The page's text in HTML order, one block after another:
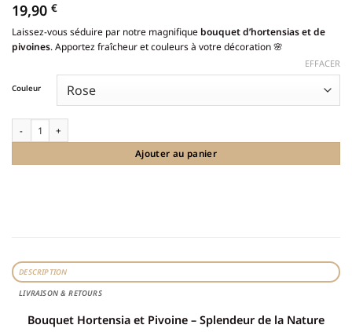
19,90 €
Couleur
EFFACER
Ajouter au panier
Laissez-vous séduire par notre magnifique bouquet d’hortensias et de
pivoines. Apportez fraîcheur et couleurs à votre décoration 🌸
DESCRIPTION
LIVRAISON & RETOURS
Bouquet Hortensia et Pivoine – Splendeur de la Nature